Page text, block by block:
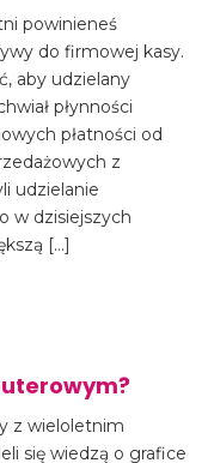
powinieneś
do firmowej kasy.
aby udzielany
płynności
płatności od
z
udzielanie
w dzisiejszych
[…]
z wieloletnim
się wiedzą o grafice